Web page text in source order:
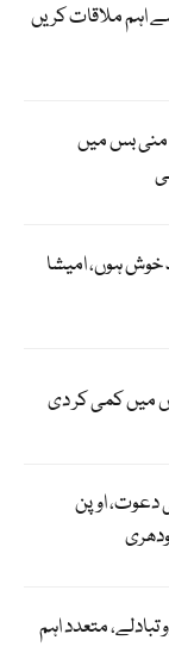
اہم ملاقات کریں
منی بس میں
خوش ہوں، امیشا
میں کمی کر دی
دعوت، اوپن
متعدد اہم